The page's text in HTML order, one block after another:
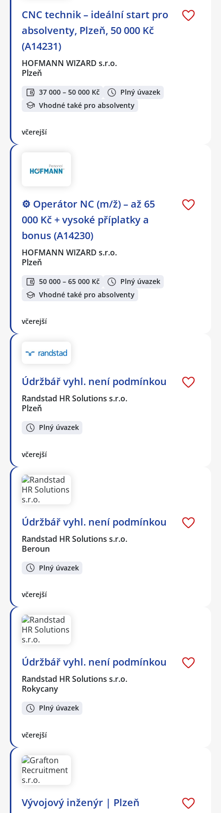
CNC technik – ideální start pro
absolventy, Plzeň, 50 000 Kč
(A14231)
HOFMANN WIZARD s.r.o.
Plzeň
37 000 – 50 000 Kč
Plný úvazek
Vhodné také pro absolventy
včerejší
⚙️ Operátor NC (m/ž) – až 65
000 Kč + vysoké příplatky a
bonus (A14230)
HOFMANN WIZARD s.r.o.
Plzeň
50 000 – 65 000 Kč
Plný úvazek
Vhodné také pro absolventy
včerejší
Údržbář vyhl. není podmínkou
Randstad HR Solutions s.r.o.
Plzeň
Plný úvazek
včerejší
Údržbář vyhl. není podmínkou
Randstad HR Solutions s.r.o.
Beroun
Plný úvazek
včerejší
Údržbář vyhl. není podmínkou
Randstad HR Solutions s.r.o.
Rokycany
Plný úvazek
včerejší
Vývojový inženýr | Plzeň